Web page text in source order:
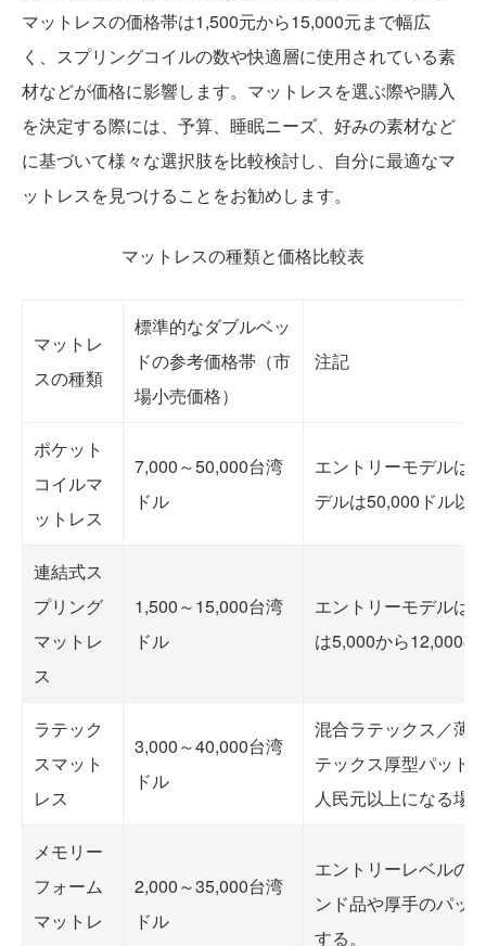
マットレスの価格帯は1,500元から15,000元まで幅広
く、スプリングコイルの数や快適層に使用されている素
材などが価格に影響します。マットレスを選ぶ際や購入
を決定する際には、予算、睡眠ニーズ、好みの素材など
に基づいて様々な選択肢を比較検討し、自分に最適なマ
ットレスを見つけることをお勧めします。
マットレスの種類と価格比較表
マットレ
スの種類
標準的なダブルベッ
ドの参考価格帯（市
場小売価格）
注記
ポケット
コイルマ
ットレス
7,000～50,000台湾
ドル
エントリーモデルは
デルは50,000ドル以
連結式ス
プリング
マットレ
ス
1,500～15,000台湾
ドル
エントリーモデルは
は5,000から12,000
ラテック
スマット
レス
3,000～40,000台湾
ドル
混合ラテックス／薄
テックス厚型パッド
人民元以上になる場
メモリー
フォーム
マットレ
2,000～35,000台湾
ドル
エントリーレベルの
ンド品や厚手のパッ
する。